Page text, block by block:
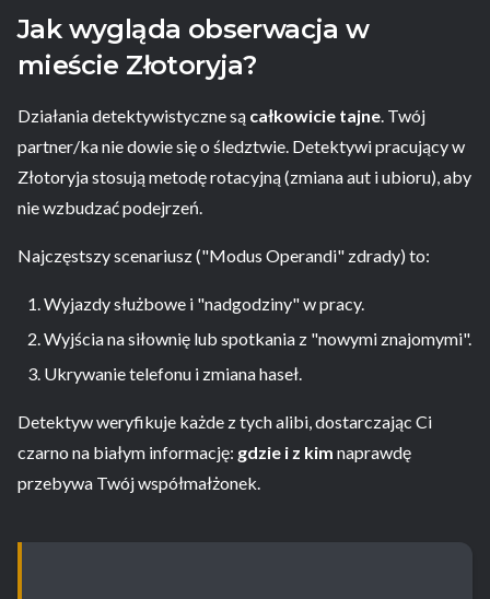
Jak wygląda obserwacja w
mieście Złotoryja?
Działania detektywistyczne są całkowicie tajne. Twój
partner/ka nie dowie się o śledztwie. Detektywi pracujący w
Złotoryja stosują metodę rotacyjną (zmiana aut i ubioru), aby
nie wzbudzać podejrzeń.
Najczęstszy scenariusz ("Modus Operandi" zdrady) to:
Wyjazdy służbowe i "nadgodziny" w pracy.
Wyjścia na siłownię lub spotkania z "nowymi znajomymi".
Ukrywanie telefonu i zmiana haseł.
Detektyw weryfikuje każde z tych alibi, dostarczając Ci
czarno na białym informację: gdzie i z kim naprawdę
przebywa Twój współmałżonek.